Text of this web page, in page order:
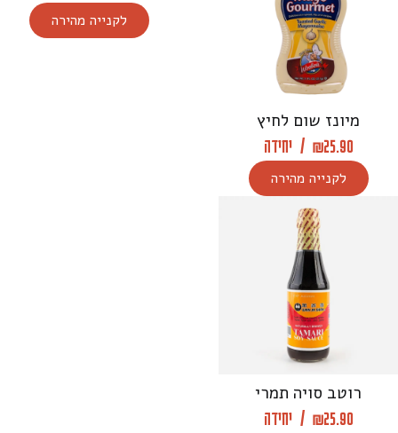
מיונז שום לחיץ
₪25.90
/ יחידה
לקנייה מהירה
לקנייה מהירה
רוטב סויה תמרי
₪25.90
/ יחידה